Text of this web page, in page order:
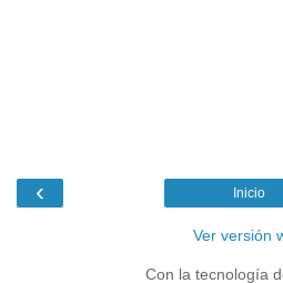
‹ Inicio
Ver versión
Con la tecnología